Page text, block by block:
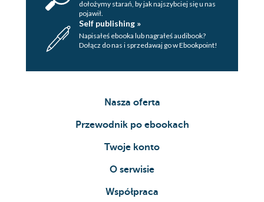
dołożymy starań, by jak najszybciej się u nas
pojawił.
Self publishing »
Napisałeś ebooka lub nagrałeś audibook?
Dołącz do nas i sprzedawaj go w Ebookpoint!
Nasza oferta
Przewodnik po ebookach
Twoje konto
O serwisie
Współpraca